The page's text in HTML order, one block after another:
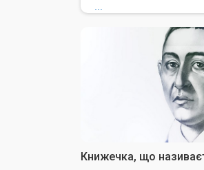
...
Книжечка, що